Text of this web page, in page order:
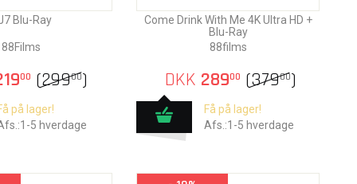
Blu-Ray
88Films
00 (29900)
på lager!
5 hverdage
Come Drink With Me 4K Ultra HD +
Blu-Ray
88films
DKK 28900 (37900)
Få på lager!
Afs.:1-5 hverdage